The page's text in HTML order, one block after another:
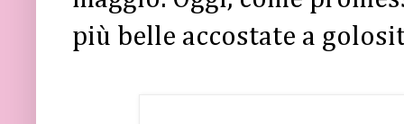
più belle accostate a